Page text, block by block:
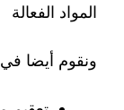
المواد الفعالة
ونقوم أيضا